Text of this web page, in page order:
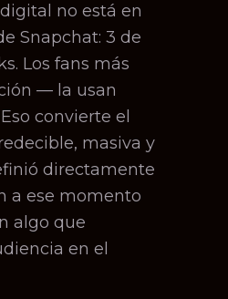
no está en
Snapchat: 3 de
Los fans más
— la usan
convierte el
masiva y
directamente
a ese momento
algo que
en el